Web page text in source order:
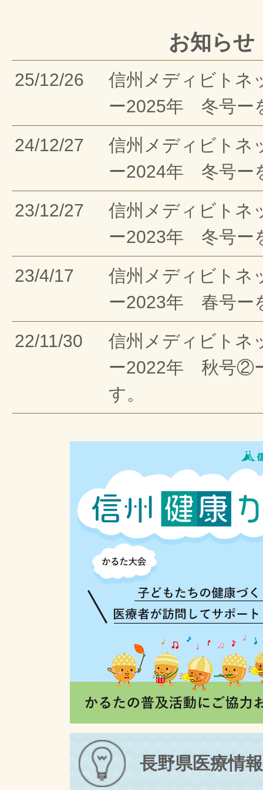
お知らせ
25/12/26
信州メディビトネ
ー2025年 冬号ー
24/12/27
信州メディビトネ
ー2024年 冬号ー
23/12/27
信州メディビトネ
ー2023年 冬号ー
23/4/17
信州メディビトネ
ー2023年 春号ー
22/11/30
信州メディビトネ
ー2022年 秋号②
す。
長野県医療情